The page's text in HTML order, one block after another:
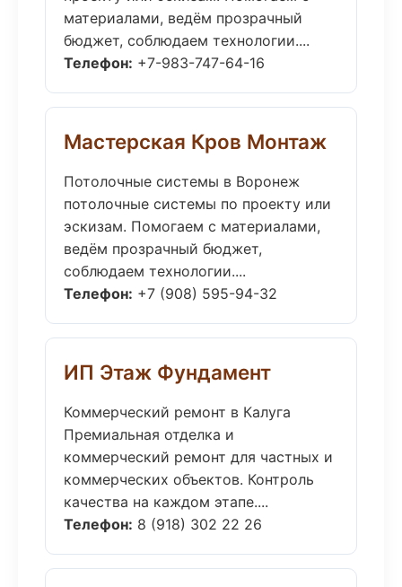
материалами, ведём прозрачный
бюджет, соблюдаем технологии....
Телефон: +7-983-747-64-16
Мастерская Кров Монтаж
Потолочные системы в Воронеж
потолочные системы по проекту или
эскизам. Помогаем с материалами,
ведём прозрачный бюджет,
соблюдаем технологии....
Телефон: +7 (908) 595-94-32
ИП Этаж Фундамент
Коммерческий ремонт в Калуга
Премиальная отделка и
коммерческий ремонт для частных и
коммерческих объектов. Контроль
качества на каждом этапе....
Телефон: 8 (918) 302 22 26